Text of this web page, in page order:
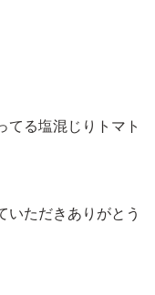
てる塩混じりトマト
いただきありがとう